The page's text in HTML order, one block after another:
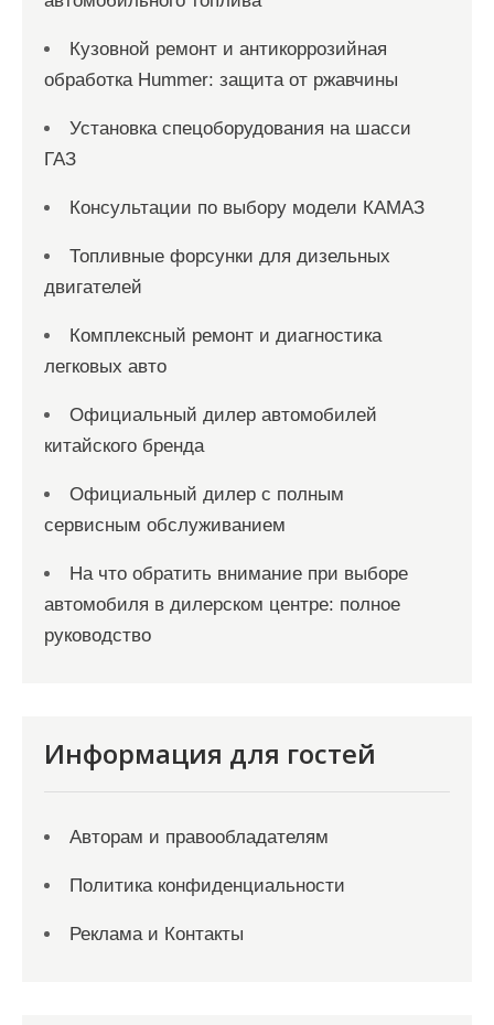
Кузовной ремонт и антикоррозийная
обработка Hummer: защита от ржавчины
Установка спецоборудования на шасси
ГАЗ
Консультации по выбору модели КАМАЗ
Топливные форсунки для дизельных
двигателей
Комплексный ремонт и диагностика
легковых авто
Официальный дилер автомобилей
китайского бренда
Официальный дилер с полным
сервисным обслуживанием
На что обратить внимание при выборе
автомобиля в дилерском центре: полное
руководство
Информация для гостей
Авторам и правообладателям
Политика конфиденциальности
Реклама и Контакты